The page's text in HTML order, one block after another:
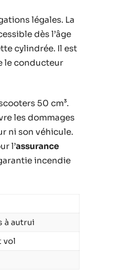
conduire